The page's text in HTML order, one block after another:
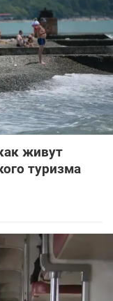
живут
туризма